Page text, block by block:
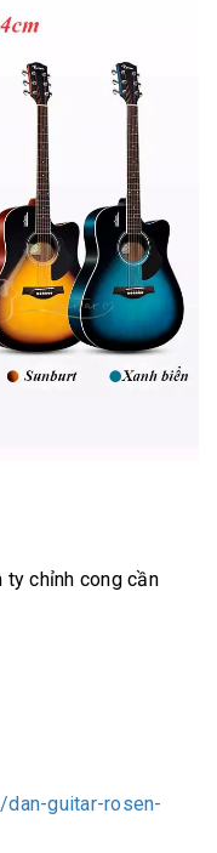
ty chỉnh cong cần
dan-guitar-rosen-